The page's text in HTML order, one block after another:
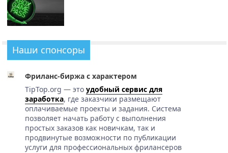
Наши спонсоры
Фриланс-биржа с характером
TipTop.org — это удобный сервис для
заработка, где заказчики размещают
оплачиваемые проекты и задания. Система
позволяет начать работу с выполнения
простых заказов как новичкам, так и
продвинутые возможности по публикации
услуги для профессиональных фрилансеров